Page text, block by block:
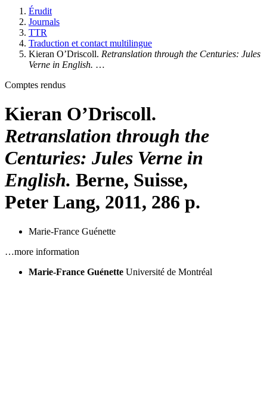
Érudit
Journals
TTR
Traduction et contact multilingue
Kieran O’Driscoll. Retranslation through the Centuries: Jules
Verne in English. …
Comptes rendus
Kieran O’Driscoll.
Retranslation through the
Centuries: Jules Verne in
English. Berne, Suisse,
Peter Lang, 2011, 286 p.
Marie-France Guénette
…more information
Marie-France Guénette Université de Montréal